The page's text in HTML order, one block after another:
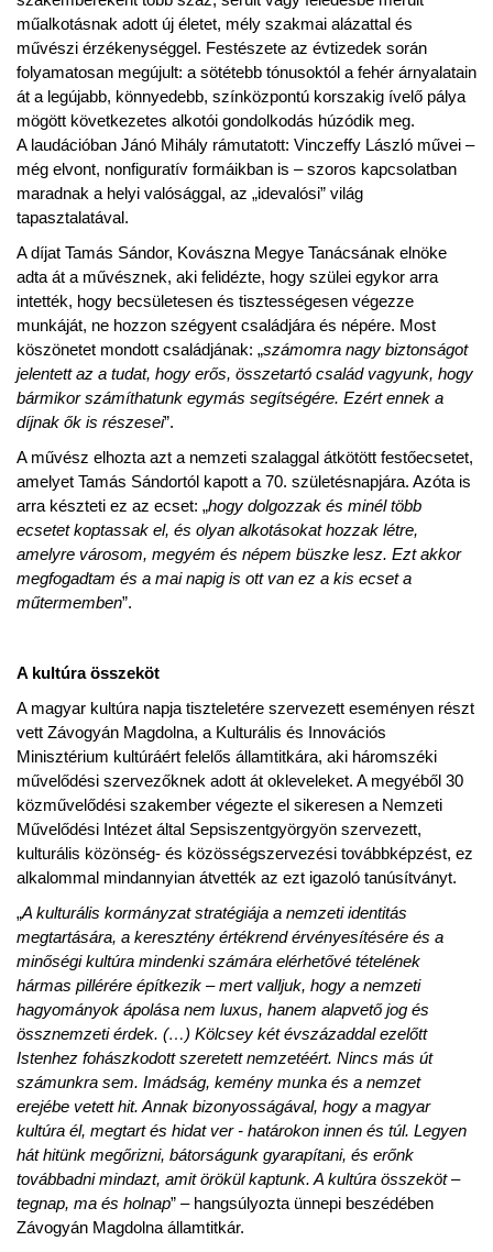
műalkotásnak adott új életet, mély szakmai alázattal és
művészi érzékenységgel. Festészete az évtizedek során
folyamatosan megújult: a sötétebb tónusoktól a fehér árnyalatain
át a legújabb, könnyedebb, színközpontú korszakig ívelő pálya
mögött következetes alkotói gondolkodás húzódik meg.
A laudációban Jánó Mihály rámutatott: Vinczeffy László művei –
még elvont, nonfiguratív formáikban is – szoros kapcsolatban
maradnak a helyi valósággal, az „idevalósi” világ
tapasztalatával.
A díjat Tamás Sándor, Kovászna Megye Tanácsának elnöke
adta át a művésznek, aki felidézte, hogy szülei egykor arra
intették, hogy becsületesen és tisztességesen végezze
munkáját, ne hozzon szégyent családjára és népére. Most
köszönetet mondott családjának: „számomra nagy biztonságot
jelentett az a tudat, hogy erős, összetartó család vagyunk, hogy
bármikor számíthatunk egymás segítségére. Ezért ennek a
díjnak ők is részesei”.
A művész elhozta azt a nemzeti szalaggal átkötött festőecsetet,
amelyet Tamás Sándortól kapott a 70. születésnapjára. Azóta is
arra készteti ez az ecset: „hogy dolgozzak és minél több
ecsetet koptassak el, és olyan alkotásokat hozzak létre,
amelyre városom, megyém és népem büszke lesz. Ezt akkor
megfogadtam és a mai napig is ott van ez a kis ecset a
műtermemben”.
A kultúra összeköt
A magyar kultúra napja tiszteletére szervezett eseményen részt
vett Závogyán Magdolna, a Kulturális és Innovációs
Minisztérium kultúráért felelős államtitkára, aki háromszéki
művelődési szervezőknek adott át okleveleket. A megyéből 30
közművelődési szakember végezte el sikeresen a Nemzeti
Művelődési Intézet által Sepsiszentgyörgyön szervezett,
kulturális közönség- és közösségszervezési továbbképzést, ez
alkalommal mindannyian átvették az ezt igazoló tanúsítványt.
„A kulturális kormányzat stratégiája a nemzeti identitás
megtartására, a keresztény értékrend érvényesítésére és a
minőségi kultúra mindenki számára elérhetővé tételének
hármas pillérére építkezik – mert valljuk, hogy a nemzeti
hagyományok ápolása nem luxus, hanem alapvető jog és
össznemzeti érdek. (…) Kölcsey két évszázaddal ezelőtt
Istenhez fohászkodott szeretett nemzetéért. Nincs más út
számunkra sem. Imádság, kemény munka és a nemzet
erejébe vetett hit. Annak bizonyosságával, hogy a magyar
kultúra él, megtart és hidat ver - határokon innen és túl. Legyen
hát hitünk megőrizni, bátorságunk gyarapítani, és erőnk
továbbadni mindazt, amit örökül kaptunk. A kultúra összeköt –
tegnap, ma és holnap” – hangsúlyozta ünnepi beszédében
Závogyán Magdolna államtitkár.